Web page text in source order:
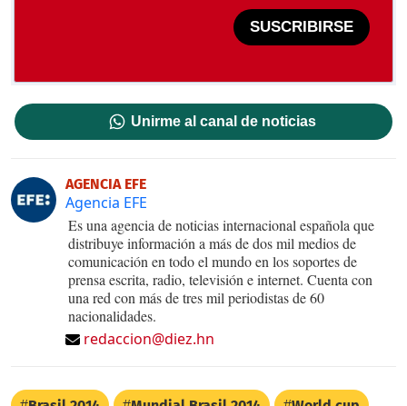
SUSCRIBIRSE
Unirme al canal de noticias
AGENCIA EFE
Agencia EFE
Es una agencia de noticias internacional española que
distribuye información a más de dos mil medios de
comunicación en todo el mundo en los soportes de
prensa escrita, radio, televisión e internet. Cuenta con
una red con más de tres mil periodistas de 60
nacionalidades.
redaccion@diez.hn